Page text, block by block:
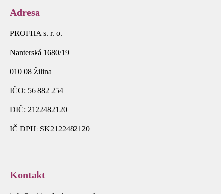
Adresa
PROFHA s. r. o.
Nanterská 1680/19
010 08 Žilina
IČO: 56 882 254
DIČ: 2122482120
IČ DPH: SK2122482120
Kontakt